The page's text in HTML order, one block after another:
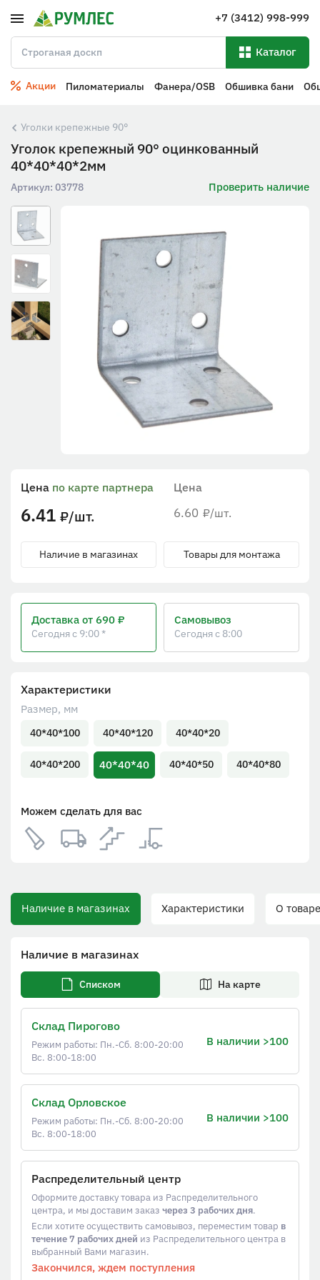
+7 (3412) 998-999
Каталог
Акции Пиломатериалы Фанера/OSB Обшивка бани
Уголки крепежные 90°
Уголок крепежный 90° оцинкованный
40*40*40*2мм
Артикул: 03778 Проверить наличие
Характеристики
Размер, мм
40*40*100 40*40*120 40*40*20
40*40*200 40*40*40 40*40*50 40*40*80
Можем сделать для вас
Цена
6.60 ₽/шт.
Цена по карте партнера
6.41 ₽/шт.
Наличие в магазинах Товары для монтажа
Доставка от 690 ₽
Сегодня с 9:00 *
Самовывоз
Сегодня с 8:00
Наличие в магазинах Характеристики О товаре
Наличие в магазинах
Списком На карте
Склад Пирогово
Режим работы: Пн.-Сб. 8:00-20:00
Вс. 8:00-18:00
В наличии >100
Склад Орловское
Режим работы: Пн.-Сб. 8:00-20:00
Вс. 8:00-18:00
В наличии >100
Распределительный центр
Оформите доставку товара из Распределительного
центра, и мы доставим заказ через 3 рабочих дня.
Если хотите осуществить самовывоз, переместим товар в
течение 7 рабочих дней из Распределительного центра в
выбранный Вами магазин.
Закончился, ждем поступления